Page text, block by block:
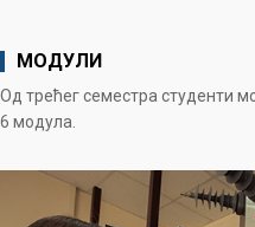
МОДУЛИ
Од трећег семестра студенти
6 модула.